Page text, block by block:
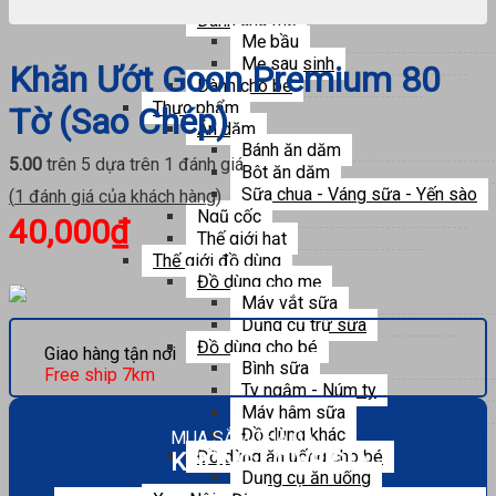
Dành cho mẹ
Mẹ bầu
Mẹ sau sinh
Dành cho bé
Thực phẩm
Ăn dặm
Bánh ăn dặm
Bột ăn dặm
Sữa chua - Váng sữa - Yến sào
Ngũ cốc
Thế giới hạt
Thế giới đồ dùng
Đồ dùng cho mẹ
Máy vắt sữa
Dụng cụ trữ sữa
Đồ dùng cho bé
Bình sữa
Ty ngậm - Núm ty
Máy hâm sữa
Đồ dùng khác
Đồ dùng ăn uống cho bé
Dụng cụ ăn uống
Khăn Ướt Goon Premium 80
Tờ (Sao Chép)
5.00 trên 5 dựa trên 1 đánh giá
(1 đánh giá của khách hàng)
40,000₫
tờ
chép)
số
lượng
Giao hàng tận nơi
Free ship 7km
MUA SẮM THẢ GA
KHÔNG LO VỀ GIÁ